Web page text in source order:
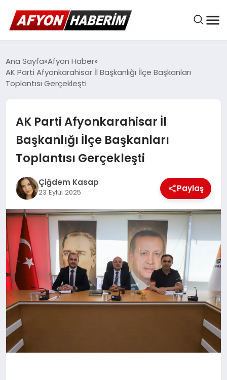
AFYON HABER
GÜNDEM
BELEDIYELER
DÜNYA
SPOR
MAGAZIN
SAĞLIK
Ana Sayfa Afyon Haber
AK Parti Afyonkarahisar İl Başkanlığı İlçe Başkanları
Toplantısı Gerçekleşti
AK Parti Afyonkarahisar İl
Başkanlığı İlçe Başkanları
Toplantısı Gerçekleşti
Çiğdem Kasap
23 Eylül 2025 Paylaş